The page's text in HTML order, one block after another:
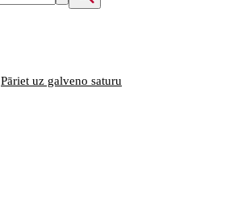
Pāriet uz galveno saturu